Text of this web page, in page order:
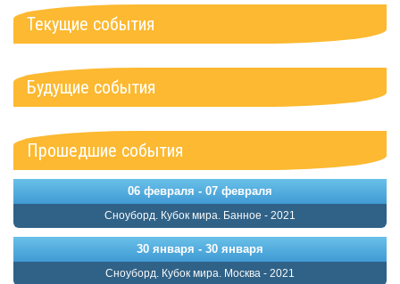
Текущие события
Будущие события
Прошедшие события
06 февраля - 07 февраля
Сноуборд. Кубок мира. Банное - 2021
30 января - 30 января
Сноуборд. Кубок мира. Москва - 2021